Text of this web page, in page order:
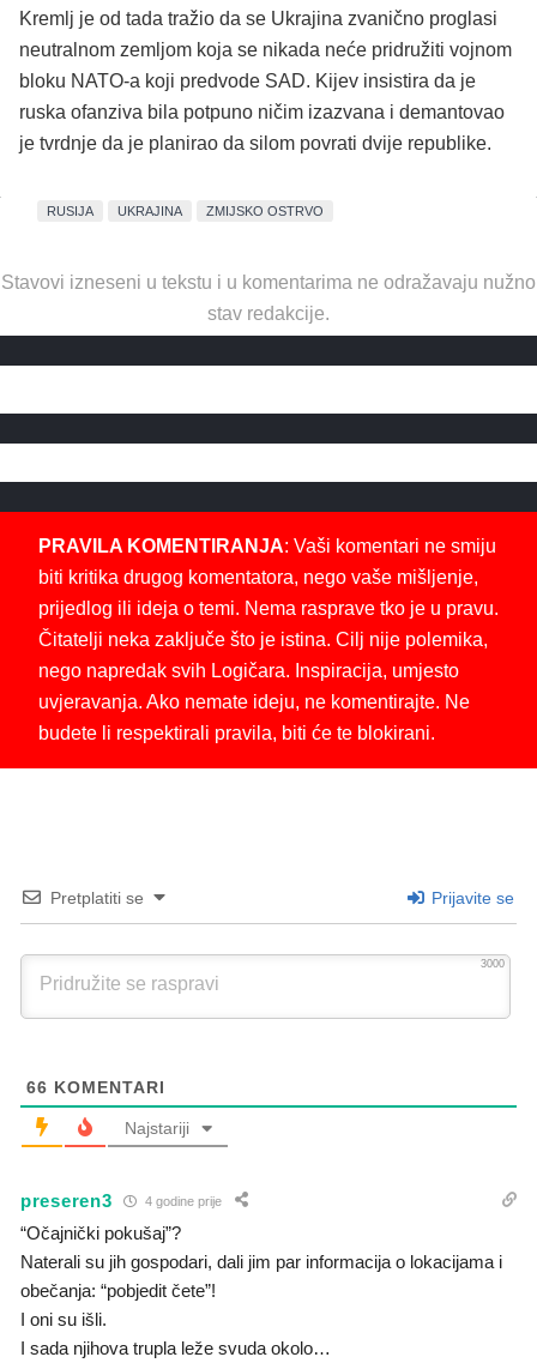
Kremlj je od tada tražio da se Ukrajina zvanično proglasi
neutralnom zemljom koja se nikada neće pridružiti vojnom
bloku NATO-a koji predvode SAD. Kijev insistira da je
ruska ofanziva bila potpuno ničim izazvana i demantovao
je tvrdnje da je planirao da silom povrati dvije republike.
RUSIJA UKRAJINA ZMIJSKO OSTRVO
Stavovi izneseni u tekstu i u komentarima ne odražavaju nužno
stav redakcije.
PRAVILA KOMENTIRANJA: Vaši komentari ne smiju
biti kritika drugog komentatora, nego vaše mišljenje,
prijedlog ili ideja o temi. Nema rasprave tko je u pravu.
Čitatelji neka zaključe što je istina. Cilj nije polemika,
nego napredak svih Logičara. Inspiracija, umjesto
uvjeravanja. Ako nemate ideju, ne komentirajte. Ne
budete li respektirali pravila, biti će te blokirani.
Pretplatiti se Prijavite se
3000
66 KOMENTARI
Najstariji
preseren3 4 godine prije
“Očajnički pokušaj”?
Naterali su jih gospodari, dali jim par informacija o lokacijama i
obečanja: “pobjedit čete”!
I oni su išli.
I sada njihova trupla leže svuda okolo…